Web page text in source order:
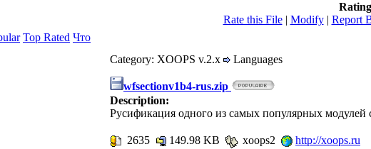
Top Rated Что
Rate this File| Modify| Report
Category: XOOPS v.2.x Languages
wfsectionv1b4-rus.zip
Description:
Русификация одного из самых популярных модулей
2635 149.98 KB xoops2
http://xoops.ru